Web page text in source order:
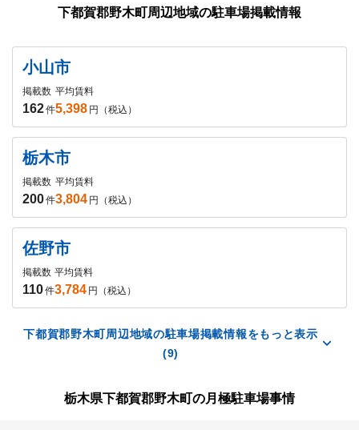
下都賀郡野木町周辺地域の駐車場掲載情報
小山市
掲載数
162件
平均賃料
5,398 円（税込）
栃木市
掲載数
200件
平均賃料
3,804 円（税込）
佐野市
掲載数
110件
平均賃料
3,784 円（税込）
下都賀郡野木町周辺地域の駐車場掲載情報をもっと表示
(9)
栃木県下都賀郡野木町の月極駐車場事情